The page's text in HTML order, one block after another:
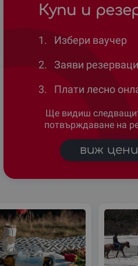
Купи и
1.
Избери ваучер
2.
Заяви
3.
Плати лесно
Ще видиш
потвърждаване на
виж